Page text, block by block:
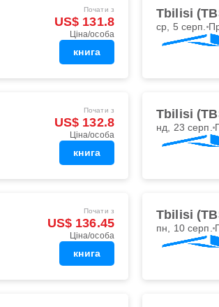
Почати з
US$ 131.8
Ціна/особа
книга
Tbilisi
ср, 5 серп.
Почати з
US$ 132.8
Ціна/особа
книга
Tbilisi
нд, 23 серп.
Почати з
US$ 136.45
Ціна/особа
книга
Tbilisi
пн, 10 серп.